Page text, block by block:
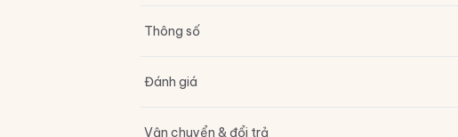
Thông số
Đánh giá
Vận chuyển & đổi trả